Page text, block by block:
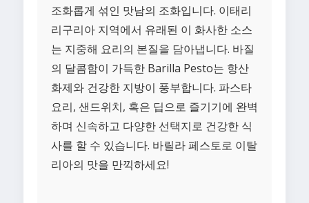
조화롭게 섞인 맛남의 조화입니다. 이태리
리구리아 지역에서 유래된 이 화사한 소스
는 지중해 요리의 본질을 담아냅니다. 바질
의 달콤함이 가득한 Barilla Pesto는 항산
화제와 건강한 지방이 풍부합니다. 파스타
요리, 샌드위치, 혹은 딥으로 즐기기에 완벽
하며 신속하고 다양한 선택지로 건강한 식
사를 할 수 있습니다. 바릴라 페스토로 이탈
리아의 맛을 만끽하세요!